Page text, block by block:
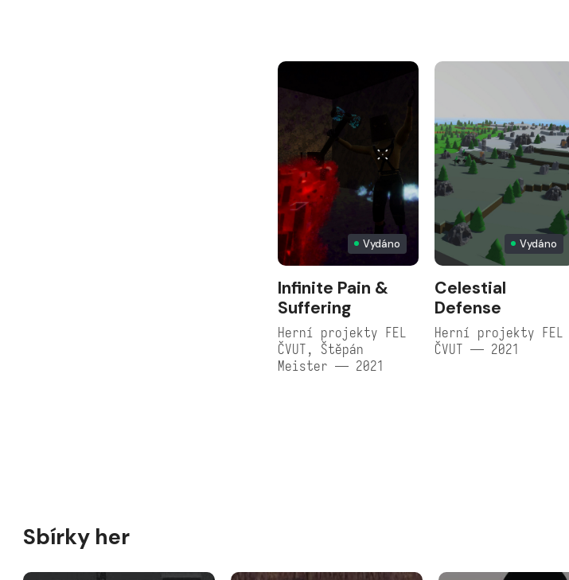
Vydáno
Infinite Pain &
Suffering
Herní projekty FEL
ČVUT, Štěpán
Meister — 2021
Vydáno
Celestial
Defense
Herní projekty FEL
ČVUT — 2021
Sbírky her